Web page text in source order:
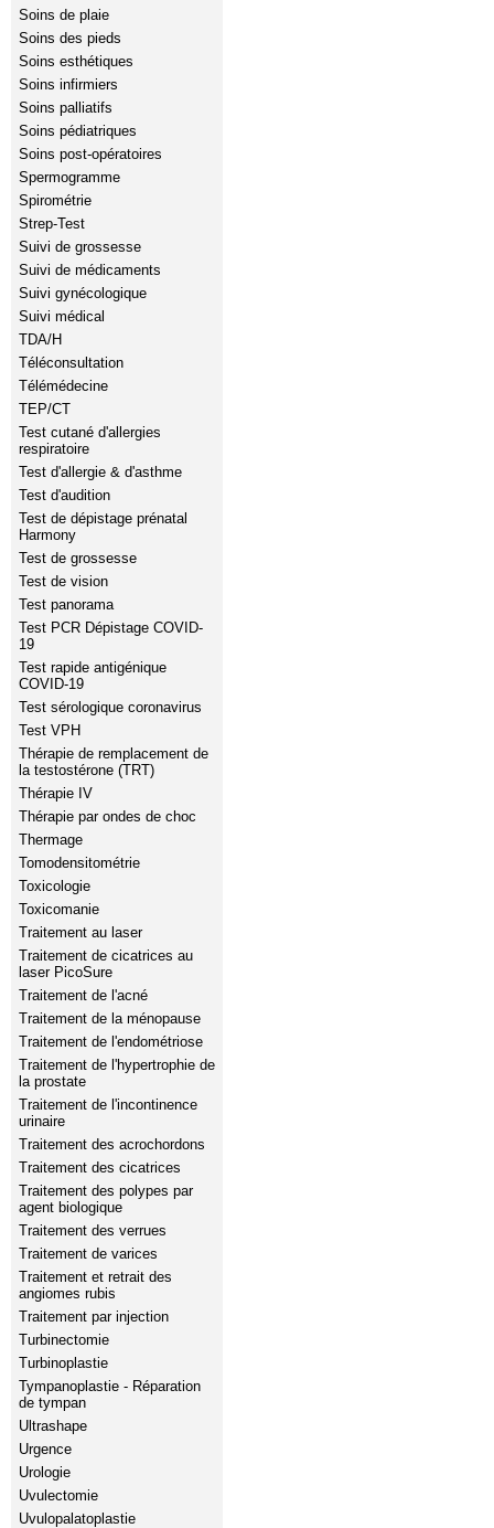
Soins de plaie
Soins des pieds
Soins esthétiques
Soins infirmiers
Soins palliatifs
Soins pédiatriques
Soins post-opératoires
Spermogramme
Spirométrie
Strep-Test
Suivi de grossesse
Suivi de médicaments
Suivi gynécologique
Suivi médical
TDA/H
Téléconsultation
Télémédecine
TEP/CT
Test cutané d'allergies
respiratoire
Test d'allergie & d'asthme
Test d'audition
Test de dépistage prénatal
Harmony
Test de grossesse
Test de vision
Test panorama
Test PCR Dépistage COVID-
19
Test rapide antigénique
COVID-19
Test sérologique coronavirus
Test VPH
Thérapie de remplacement de
la testostérone (TRT)
Thérapie IV
Thérapie par ondes de choc
Thermage
Tomodensitométrie
Toxicologie
Toxicomanie
Traitement au laser
Traitement de cicatrices au
laser PicoSure
Traitement de l'acné
Traitement de la ménopause
Traitement de l'endométriose
Traitement de l'hypertrophie de
la prostate
Traitement de l'incontinence
urinaire
Traitement des acrochordons
Traitement des cicatrices
Traitement des polypes par
agent biologique
Traitement des verrues
Traitement de varices
Traitement et retrait des
angiomes rubis
Traitement par injection
Turbinectomie
Turbinoplastie
Tympanoplastie - Réparation
de tympan
Ultrashape
Urgence
Urologie
Uvulectomie
Uvulopalatoplastie